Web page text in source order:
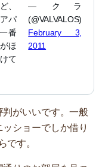
、
パ
番
ほ
て
— クラ
(@VALVALOS)
February 3,
2011
がいいです。一般
ショーでしか借り
です。